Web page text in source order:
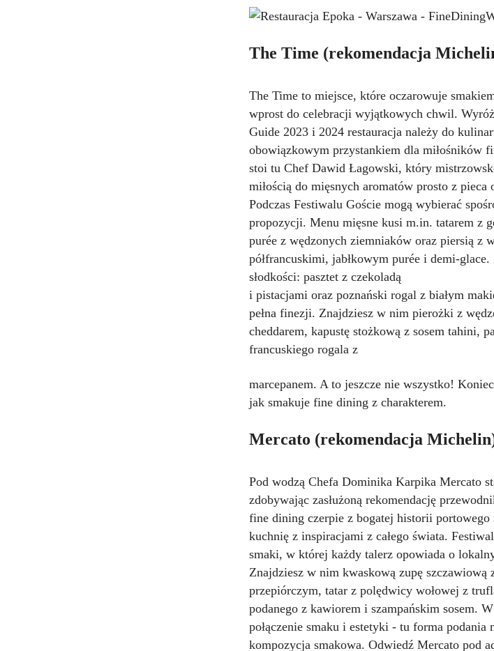
The Time (rekomendacja
The Time to miejsce, które oczarowuje
wprost do celebracji wyjątkowych chwil.
Guide 2023 i 2024 restauracja należy do
obowiązkowym przystankiem dla miłośników
stoi tu Chef Dawid Łagowski, który
miłością do mięsnych aromatów prosto z pieca
Podczas Festiwalu Goście mogą wybierać
propozycji. Menu mięsne kusi m.in. tatarem z
purée z wędzonych ziemniaków oraz piersią z
półfrancuskimi, jabłkowym purée i demi-
słodkości: pasztet z czekoladą
i pistacjami oraz poznański rogal z białym
pełna finezji. Znajdziesz w nim pierożki z
cheddarem, kapustę stożkową z sosem tahini,
francuskiego rogala z
marcepanem. A to jeszcze nie wszystko!
jak smakuje fine dining z charakterem.
Mercato (rekomendacja
Pod wodzą Chefa Dominika Karpika Mercato
zdobywając zasłużoną rekomendację
fine dining czerpie z bogatej historii portowego
kuchnię z inspiracjami z całego świata.
smaki, w której każdy talerz opowiada o
Znajdziesz w nim kwaskową zupę
przepiórczym, tatar z polędwicy wołowej z
podanego z kawiorem i szampańskim sosem.
połączenie smaku i estetyki - tu forma podania
kompozycja smakowa. Odwiedź Mercato pod